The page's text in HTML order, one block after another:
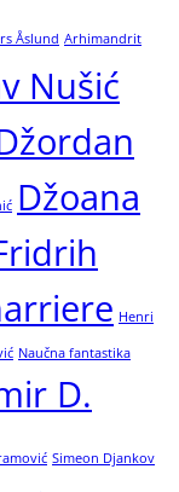
Åslund Arhimandrit
Nušić
Džoana
Henri
Naučna fantastika
D.
Simeon Djankov